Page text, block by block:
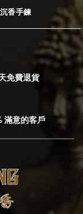
沉香手鍊
免費退貨
滿意的客戶